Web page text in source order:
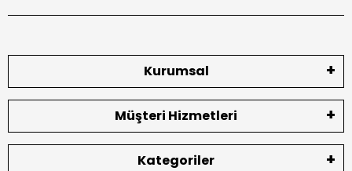
Kurumsal
Müşteri Hizmetleri
Kategoriler